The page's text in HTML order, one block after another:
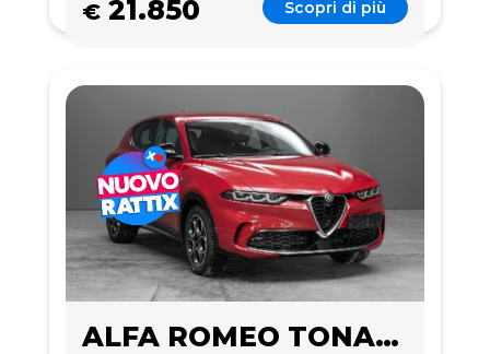
€ 21.850 Scopri di più
ALFA ROMEO TONALE